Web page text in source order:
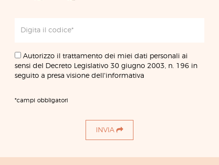
Autorizzo il trattamento dei miei dati personali ai
sensi del Decreto Legislativo 30 giugno 2003, n. 196 in
seguito a presa visione dell'informativa
*campi obbligatori
INVIA